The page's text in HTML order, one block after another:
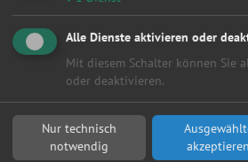
Berlin
Hamburg
Dresden
Leipzig
Düsseldorf
Dortmund
Alle Dienste aktivieren oder
Mit diesem Schalter können Sie
oder deaktivieren.
Nur technisch
notwendig
akzeptieren